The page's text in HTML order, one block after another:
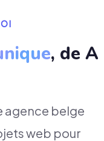
, de A
agence belge
web pour